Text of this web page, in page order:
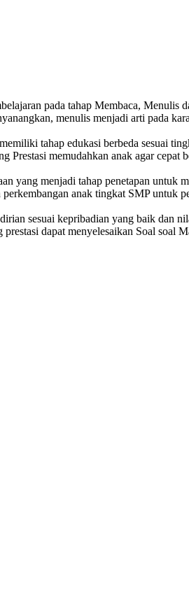
pada tahap Membaca,
menulis menjadi arti pada
tahap edukasi berbeda sesuai
memudahkan anak agar cepat
yang menjadi tahap penetapan untuk
anak tingkat SMP untuk
sesuai kepribadian yang baik dan
dapat menyelesaikan Soal soal